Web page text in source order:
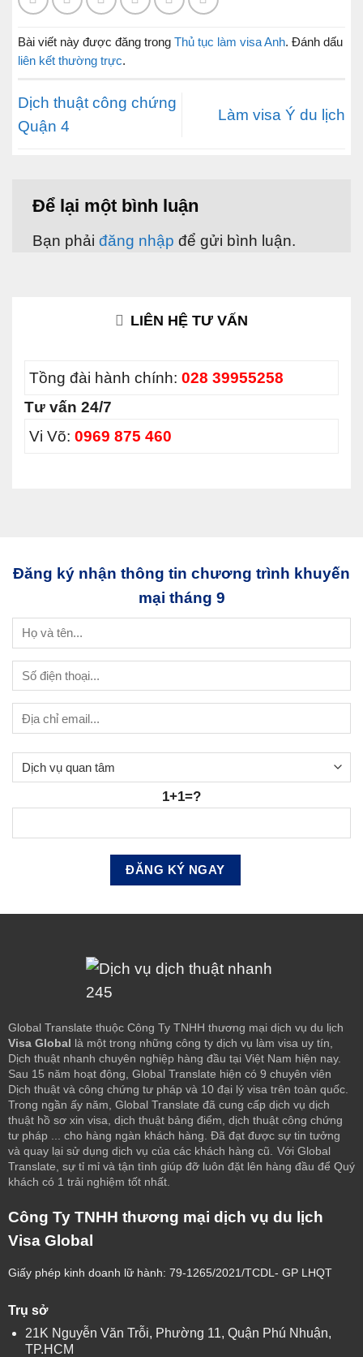
Bài viết này được đăng trong Thủ tục làm visa Anh. Đánh dấu
liên kết thường trực.
Dịch thuật công chứng
Quận 4
Làm visa Ý du lịch
Để lại một bình luận
Bạn phải đăng nhập để gửi bình luận.
LIÊN HỆ TƯ VẤN
Tồng đài hành chính: 028 39955258
Tư vấn 24/7
Vi Võ: 0969 875 460
Đăng ký nhận thông tin chương trình khuyến
mại tháng 9
1+1=?
Global Translate thuộc Công Ty TNHH thương mại dịch vụ du lịch
Visa Global là một trong những công ty dịch vụ làm visa uy tín,
Dịch thuật nhanh chuyên nghiệp hàng đầu tại Việt Nam hiện nay.
Sau 15 năm hoạt động, Global Translate hiện có 9 chuyên viên
Dịch thuật và công chứng tư pháp và 10 đại lý visa trên toàn quốc.
Trong ngần ấy năm, Global Translate đã cung cấp dịch vụ dịch
thuật hồ sơ xin visa, dịch thuật bảng điểm, dịch thuật công chứng
tư pháp ... cho hàng ngàn khách hàng. Đã đạt được sự tin tưởng
và quay lại sử dụng dịch vụ của các khách hàng cũ.
Với Global
Translate, sự tỉ mỉ và tận tình giúp đỡ luôn đặt lên hàng đầu để Quý
khách có 1 trải nghiệm tốt nhất.
Công Ty TNHH thương mại dịch vụ du lịch
Visa Global
Giấy phép kinh doanh lữ hành: 79-1265/2021/TCDL- GP LHQT
Trụ sở
21K Nguyễn Văn Trỗi, Phường 11, Quận Phú Nhuận,
TP.HCM